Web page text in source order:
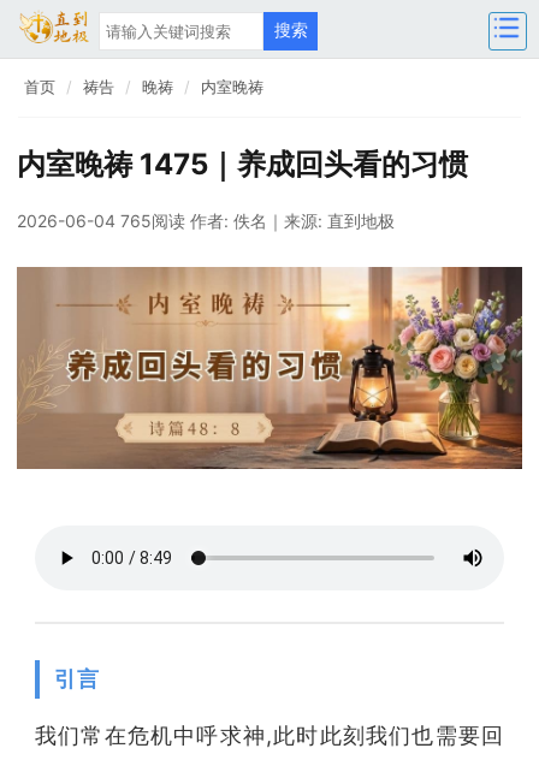
首页 祷告 晚祷 内室晚祷
内室晚祷 1475｜养成回头看的习惯
2026-06-04 765阅读 作者: 佚名 ｜来源: 直到地极
引言
我们常在危机中呼求神,此时此刻我们也需要回